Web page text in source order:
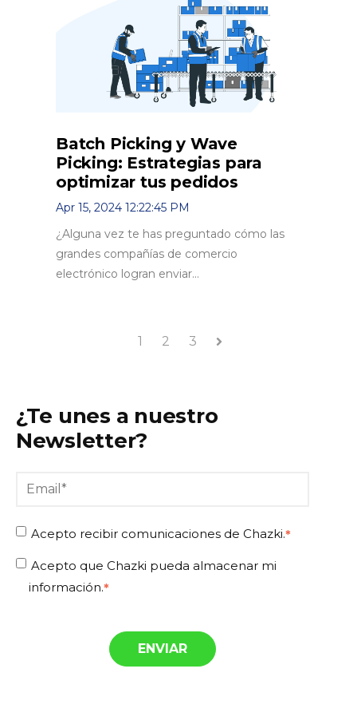
Batch Picking y Wave
Picking: Estrategias para
optimizar tus pedidos
Apr 15, 2024 12:22:45 PM
¿Alguna vez te has preguntado cómo las
grandes compañías de comercio
electrónico logran enviar...
1 2 3
¿Te unes a nuestro
Newsletter?
Acepto recibir comunicaciones de Chazki.*
Acepto que Chazki pueda almacenar mi
información.*